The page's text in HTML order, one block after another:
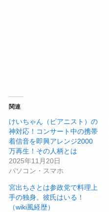
関連
けいちゃん（ピアニスト）の
神対応！コンサート中の携帯
着信音を即興アレンジ2000
万再生！その人柄とは
2025年11月20日
パソコン・スマホ
宮出ちさとは参政党で料理上
手の独身。彼氏はいる！
（wiki風経歴）